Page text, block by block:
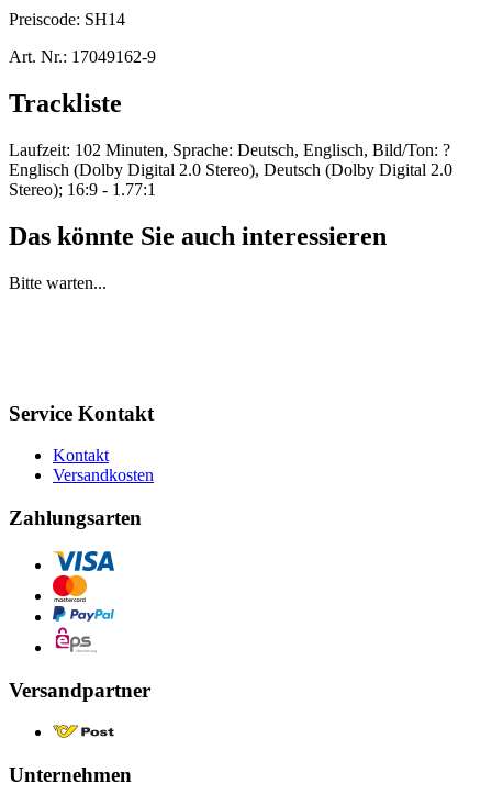
Preiscode: SH14
Art. Nr.: 17049162-9
Trackliste
Laufzeit: 102 Minuten, Sprache: Deutsch, Englisch, Bild/Ton: ?
Englisch (Dolby Digital 2.0 Stereo), Deutsch (Dolby Digital 2.0
Stereo); 16:9 - 1.77:1
Das könnte Sie auch interessieren
Bitte warten...
Service Kontakt
Kontakt
Versandkosten
Zahlungsarten
Versandpartner
Unternehmen